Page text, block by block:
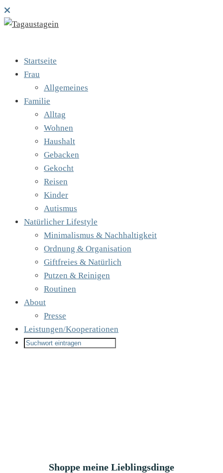
Startseite
Frau
Allgemeines
Familie
Alltag
Wohnen
Haushalt
Gebacken
Gekocht
Reisen
Kinder
Autismus
Natürlicher Lifestyle
Minimalismus & Nachhaltigkeit
Ordnung & Organisation
Giftfreies & Natürlich
Putzen & Reinigen
Routinen
About
Presse
Leistungen/Kooperationen
Shoppe meine Lieblingsdinge